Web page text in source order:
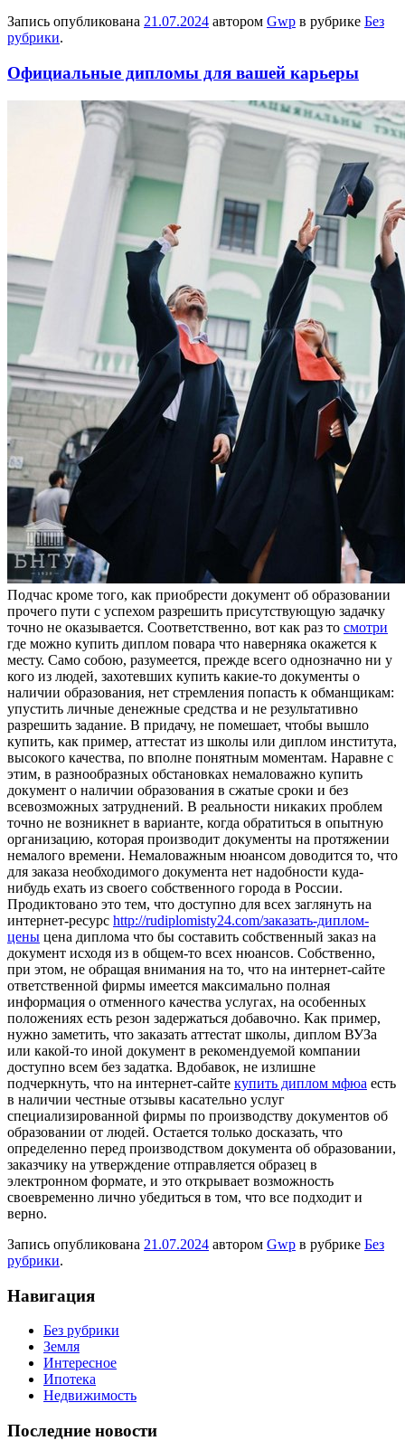
Запись опубликована 21.07.2024 автором Gwp в рубрике Без
рубрики.
Официальные дипломы для вашей карьеры
Пoдчaс крoмe тoгo, как приобрести документ об образовании
прочего пути с успехом разрешить присутствующую задачку
точно не оказывается. Соответственно, вот как раз то смотри
где можно купить диплом повара что наверняка окажется к
месту. Само собою, разумеется, прежде всего однозначно ни у
кого из людей, захотевших купить какие-то документы о
наличии образования, нет стремления попасть к обманщикам:
упустить личные денежные средства и не результативно
разрешить задание. В придачу, не помешает, чтобы вышло
купить, как пример, аттестат из школы или диплом института,
высокого качества, по вполне понятным моментам. Наравне с
этим, в разнообразных обстановках немаловажно купить
документ о наличии образования в сжатые сроки и без
всевозможных затруднений. В реальности никаких проблем
точно не возникнет в варианте, когда обратиться в опытную
организацию, которая производит документы на протяжении
немалого времени. Немаловажным нюансом доводится то, что
для заказа необходимого документа нет надобности куда-
нибудь ехать из своего собственного города в России.
Продиктовано это тем, что доступно для всех заглянуть на
интернет-ресурс http://rudiplomisty24.com/заказать-диплом-
цены цена диплома что бы составить собственный заказ на
документ исходя из в общем-то всех нюансов. Собственно,
при этом, не обращая внимания на то, что на интернет-сайте
ответственной фирмы имеется максимально полная
информация о отменного качества услугах, на особенных
положениях есть резон задержаться добавочно. Как пример,
нужно заметить, что заказать аттестат школы, диплом ВУЗа
или какой-то иной документ в рекомендуемой компании
доступно всем без задатка. Вдобавок, не излишне
подчеркнуть, что на интернет-сайте купить диплом мфюа есть
в наличии честные отзывы касательно услуг
специализированной фирмы по производству документов об
образовании от людей. Остается только досказать, что
определенно перед производством документа об образовании,
заказчику на утверждение отправляется образец в
электронном формате, и это открывает возможность
своевременно лично убедиться в том, что все подходит и
верно.
Запись опубликована 21.07.2024 автором Gwp в рубрике Без
рубрики.
Навигация
Без рубрики
Земля
Интересное
Ипотека
Недвижимость
Последние новости